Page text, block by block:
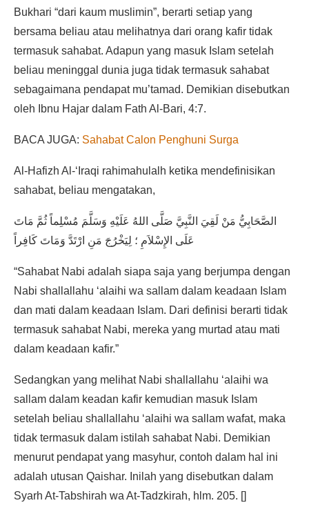
Bukhari “dari kaum muslimin”, berarti setiap yang
bersama beliau atau melihatnya dari orang kafir tidak
termasuk sahabat. Adapun yang masuk Islam setelah
beliau meninggal dunia juga tidak termasuk sahabat
sebagaimana pendapat mu’tamad. Demikian disebutkan
oleh Ibnu Hajar dalam Fath Al-Bari, 4:7.
BACA JUGA: Sahabat Calon Penghuni Surga
Al-Hafizh Al-‘Iraqi rahimahulalh ketika mendefinisikan
sahabat, beliau mengatakan,
الصَّحَابِيُّ مَنْ لَقِيَ النَّبِيَّ صَلَّى اللهُ عَلَيْهِ وَسَلَّمَ مُسْلِماً ثُمَّ مَاتَ
عَلَى الإِسْلاَمِ ؛ لِيَخْرُجَ مَنِ ارْتَدَّ وَمَاتَ كَافِراً
“Sahabat Nabi adalah siapa saja yang berjumpa dengan
Nabi shallallahu ‘alaihi wa sallam dalam keadaan Islam
dan mati dalam keadaan Islam. Dari definisi berarti tidak
termasuk sahabat Nabi, mereka yang murtad atau mati
dalam keadaan kafir.”
Sedangkan yang melihat Nabi shallallahu ‘alaihi wa
sallam dalam keadan kafir kemudian masuk Islam
setelah beliau shallallahu ‘alaihi wa sallam wafat, maka
tidak termasuk dalam istilah sahabat Nabi. Demikian
menurut pendapat yang masyhur, contoh dalam hal ini
adalah utusan Qaishar. Inilah yang disebutkan dalam
Syarh At-Tabshirah wa At-Tadzkirah, hlm. 205. []